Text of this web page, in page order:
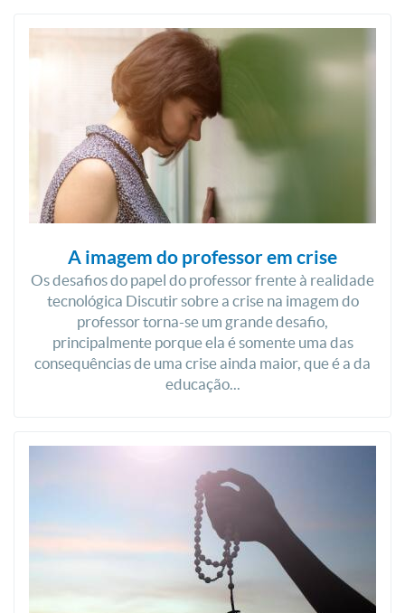
A imagem do professor em crise
Os desafios do papel do professor frente à realidade
tecnológica Discutir sobre a crise na imagem do
professor torna-se um grande desafio,
principalmente porque ela é somente uma das
consequências de uma crise ainda maior, que é a da
educação...